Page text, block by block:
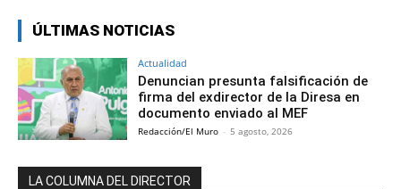
ÚLTIMAS NOTICIAS
Actualidad
Denuncian presunta falsificación de
firma del exdirector de la Diresa en
documento enviado al MEF
Redacción/El Muro - 5 agosto, 2026
LA COLUMNA DEL DIRECTOR